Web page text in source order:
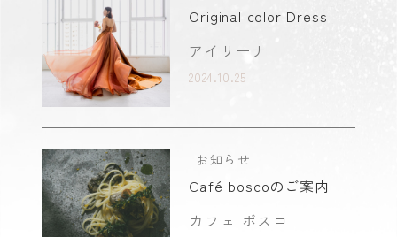
Original color Dress
アイリーナ
2024.10.25
お知らせ
Café boscoのご案内
カフェ ボスコ